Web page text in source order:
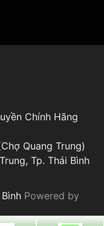
Chính Hãng
Quang Trung)
Tp. Thái Bình
Powered by